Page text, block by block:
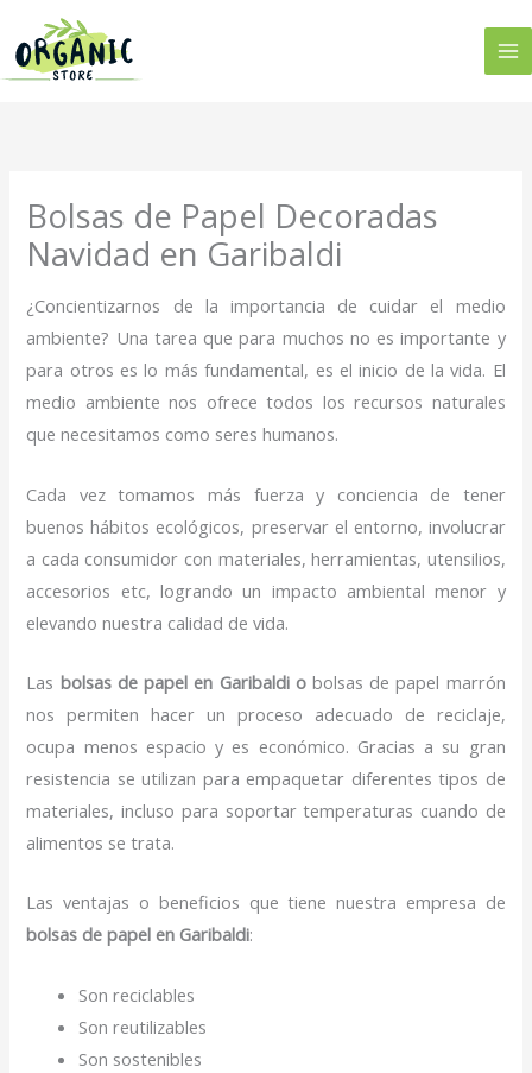
contenido
Bolsas de Papel Decoradas
Navidad en Garibaldi
¿Concientizarnos de la importancia de cuidar el medio
ambiente? Una tarea que para muchos no es importante y
para otros es lo más fundamental, es el inicio de la vida. El
medio ambiente nos ofrece todos los recursos naturales
que necesitamos como seres humanos.
Cada vez tomamos más fuerza y conciencia de tener
buenos hábitos ecológicos, preservar el entorno, involucrar
a cada consumidor con materiales, herramientas, utensilios,
accesorios etc, logrando un impacto ambiental menor y
elevando nuestra calidad de vida.
Las bolsas de papel en Garibaldi obolsas de papel marrón
nos permiten hacer un proceso adecuado de reciclaje,
ocupa menos espacio y es económico. Gracias a su gran
resistencia se utilizan para empaquetar diferentes tipos de
materiales, incluso para soportar temperaturas cuando de
alimentos se trata.
Las ventajas o beneficios que tiene nuestra empresa de
bolsas de papel en Garibaldi:
Son reciclables
Son reutilizables
Son sostenibles